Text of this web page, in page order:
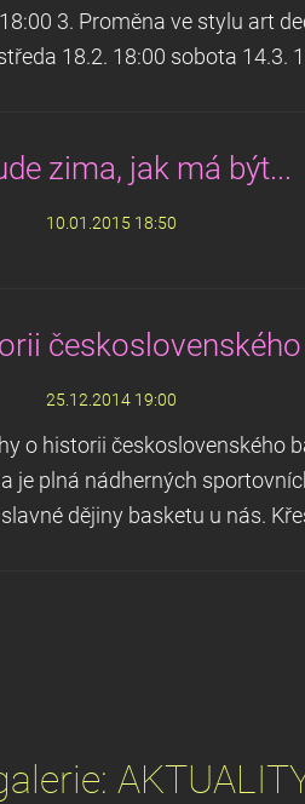
3. Proměna ve stylu art
18.2. 18:00 sobota 14.3.
zima, jak má být...
10.01.2015 18:50
25.12.2014 19:00
o historii československého
je plná nádherných
dějiny basketu u nás.